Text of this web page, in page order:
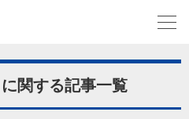
関する記事一覧